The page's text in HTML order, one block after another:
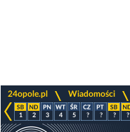
24opole.pl Wiadomości
1 2 3 4 5 ? ? ? ?